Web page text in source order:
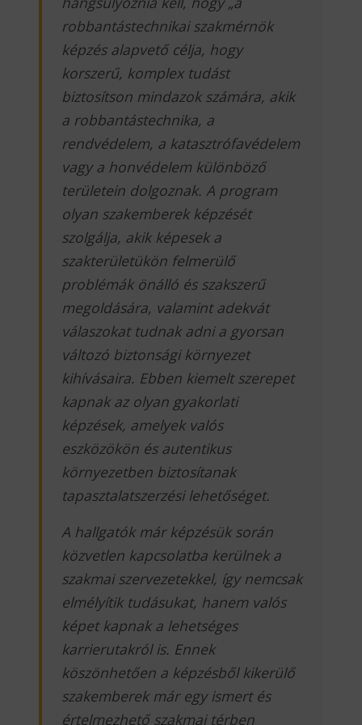
robbantástechnikai szakmérnök
képzés alapvető célja, hogy
korszerű, komplex tudást
biztosítson mindazok számára, akik
a robbantástechnika, a
rendvédelem, a katasztrófavédelem
vagy a honvédelem különböző
területein dolgoznak. A program
olyan szakemberek képzését
szolgálja, akik képesek a
szakterületükön felmerülő
problémák önálló és szakszerű
megoldására, valamint adekvát
válaszokat tudnak adni a gyorsan
változó biztonsági környezet
kihívásaira. Ebben kiemelt szerepet
kapnak az olyan gyakorlati
képzések, amelyek valós
eszközökön és autentikus
környezetben biztosítanak
tapasztalatszerzési lehetőséget.
A hallgatók már képzésük során
közvetlen kapcsolatba kerülnek a
szakmai szervezetekkel, így nemcsak
elmélyítik tudásukat, hanem valós
képet kapnak a lehetséges
karrierutakról is. Ennek
köszönhetően a képzésből kikerülő
szakemberek már egy ismert és
értelmezhető szakmai térben